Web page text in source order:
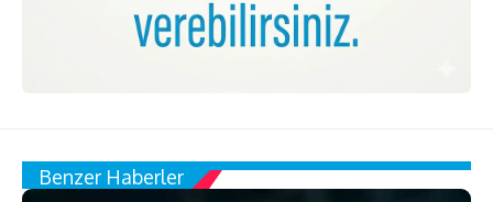
Benzer Haberler